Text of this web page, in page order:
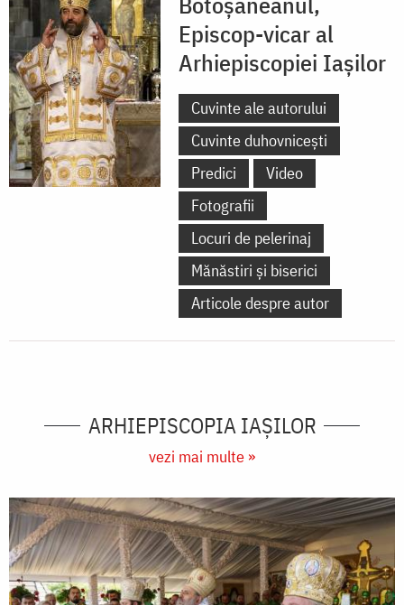
Episcop-vicar al
Arhiepiscopiei Iașilor
Cuvinte ale autorului
Cuvinte duhovnicești
Predici
Video
Fotografii
Locuri de pelerinaj
Mănăstiri și biserici
Articole despre autor
ARHIEPISCOPIA IAŞILOR
vezi mai multe »